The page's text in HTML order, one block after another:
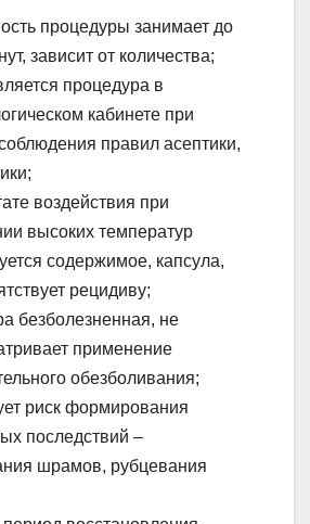
процедуры занимает до
зависит от количества;
процедура в
кабинете при
правил асептики,
воздействия при
высоких температур
содержимое, капсула,
рецидиву;
безболезненная, не
применение
обезболивания;
риск формирования
последствий –
шрамов, рубцевания